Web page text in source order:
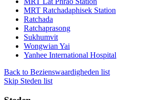
MRT Ratchadaphisek Station
Ratchada
Ratchaprasong
Sukhumvit
Wongwian Yai
Yanhee International Hospital
Back to Bezienswaardigheden list
Skip Steden list